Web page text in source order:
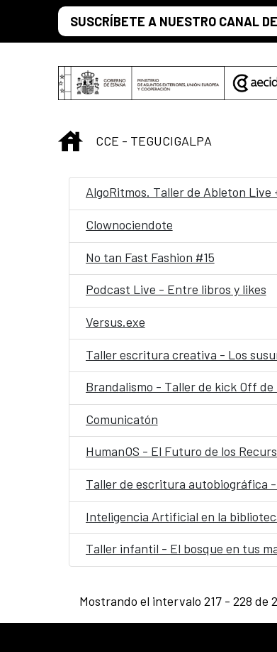
Saltar al contenido principal
SUSCRÍBETE A NUESTRO CANAL
INICIO
CCE - TEGUCIGALPA
AlgoRitmos. Taller de Ableton Live
Clownociendote
No tan Fast Fashion #15
Podcast Live - Entre libros y likes
Versus.exe
Taller escritura creativa - Los
Brandalismo - Taller de kick Off de
Comunicatón
HumanOS - El Futuro de los
Taller de escritura autobiográfica
Inteligencia Artificial en la
Taller infantil - El bosque en tus
Mostrando el intervalo 217 - 228 de